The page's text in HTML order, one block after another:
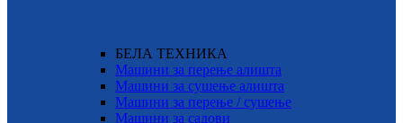
БЕЛА ТЕХНИКА
Машини за перење алишта
Машини за сушење алишта
Машини за перење / сушење
Машини за садови